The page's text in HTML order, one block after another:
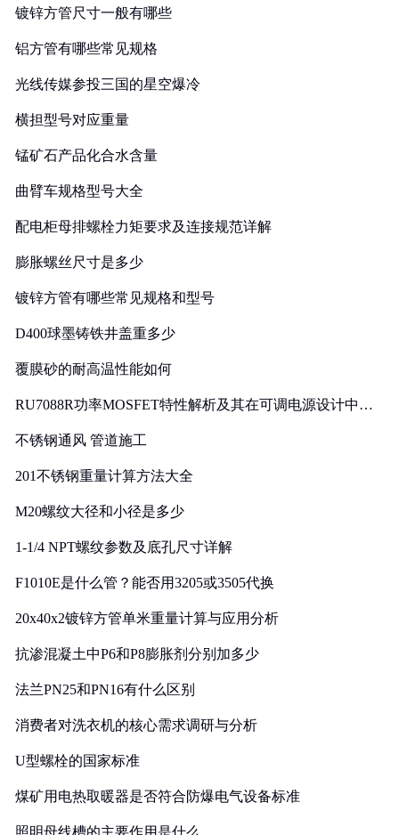
镀锌方管尺寸一般有哪些
铝方管有哪些常见规格
光线传媒参投三国的星空爆冷
横担型号对应重量
锰矿石产品化合水含量
曲臂车规格型号大全
配电柜母排螺栓力矩要求及连接规范详解
膨胀螺丝尺寸是多少
镀锌方管有哪些常见规格和型号
D400球墨铸铁井盖重多少
覆膜砂的耐高温性能如何
RU7088R功率MOSFET特性解析及其在可调电源设计中的
不锈钢通风 管道施工
201不锈钢重量计算方法大全
M20螺纹大径和小径是多少
1-1/4 NPT螺纹参数及底孔尺寸详解
F1010E是什么管？能否用3205或3505代换
20x40x2镀锌方管单米重量计算与应用分析
抗渗混凝土中P6和P8膨胀剂分别加多少
法兰PN25和PN16有什么区别
消费者对洗衣机的核心需求调研与分析
U型螺栓的国家标准
煤矿用电热取暖器是否符合防爆电气设备标准
照明母线槽的主要作用是什么